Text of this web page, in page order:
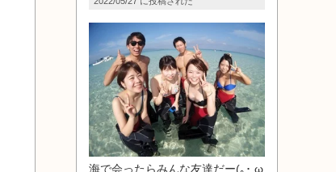
海で会ったらみんな友達だー(｡･ ω